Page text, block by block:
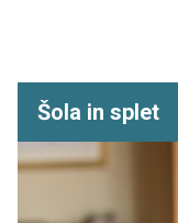
Šola in splet